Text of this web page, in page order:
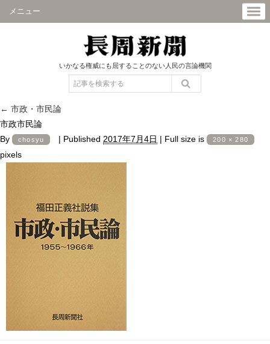
メニュー
いかなる権威にも屈することのない人民の言論機関
← 市政・市民論
市政市民論
By
chosyu | Published 2017年7月4日 | Full size is 200 × 280
pixels